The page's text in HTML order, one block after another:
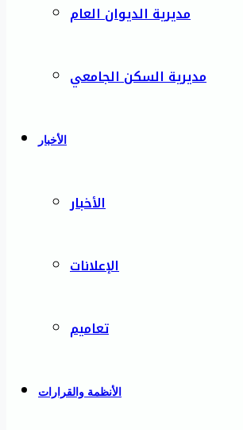
مديرية الديوان العام
مديرية السكن الجامعي
الأخبار
الأخبار
الإعلانات
تعاميم
الأنظمة والقرارات